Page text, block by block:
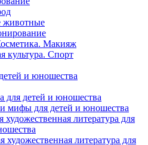
животные
Макияж
культура. Спорт
и юношества
для детей и юношества
мифы для детей и юношества
художественная литература для
художественная литература для